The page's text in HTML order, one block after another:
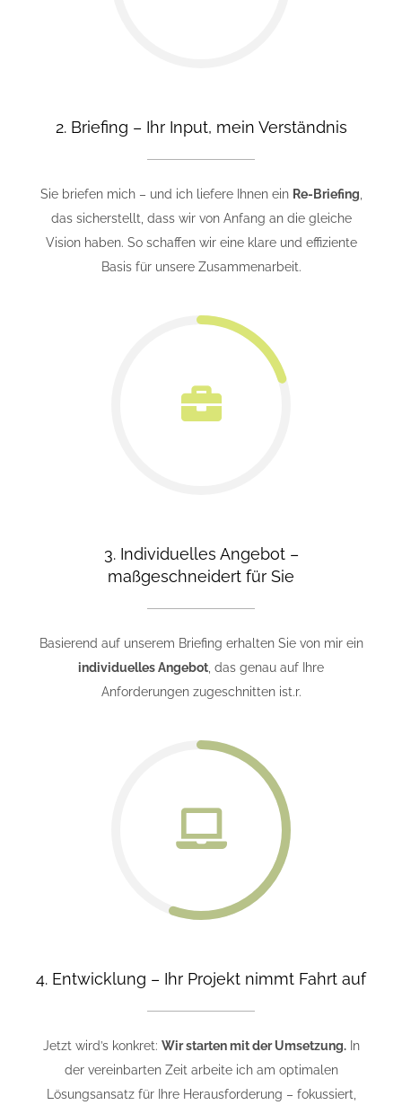
2. Briefing – Ihr Input, mein Verständnis
Sie briefen mich – und ich liefere Ihnen ein Re-Briefing
das sicherstellt, dass wir von Anfang an die gleiche
Vision haben. So schaffen wir eine klare und effiziente
Basis für unsere Zusammenarbeit.
3. Individuelles Angebot –
maßgeschneidert für Sie
Basierend auf unserem Briefing erhalten Sie von mir ein
individuelles Angebot , das genau auf Ihre
Anforderungen zugeschnitten ist.r.
4. Entwicklung – Ihr Projekt nimmt Fahrt auf
Jetzt wird’s konkret: Wir starten mit der Umsetzung.In
der vereinbarten Zeit arbeite ich am optimalen
Lösungsansatz für Ihre Herausforderung – fokussiert,